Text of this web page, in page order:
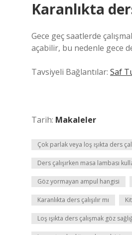
Karanlıkta
Gece geç saatlerde
açabilir, bu nedenle gece
Tavsiyeli Bağlantılar: Saf
Tarih: Makaleler
Çok parlak veya loş ışıkta ders
Ders çalışırken masa lambası
Göz yormayan ampul hangisi
Karanlıkta ders çalışılır mı
Loş ışıkta ders çalışmak göz